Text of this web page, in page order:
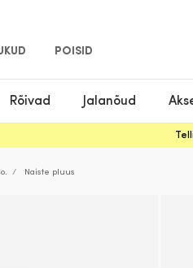
POISID
Rõivad Jalanõud
Naiste pluus